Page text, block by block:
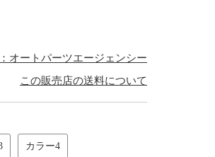
オートパーツエージェンシー
この販売店の送料について
カラー4